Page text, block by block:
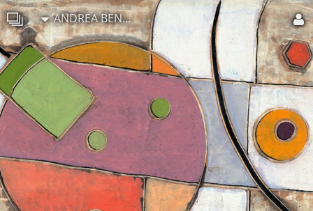
ANDREA BENETTI